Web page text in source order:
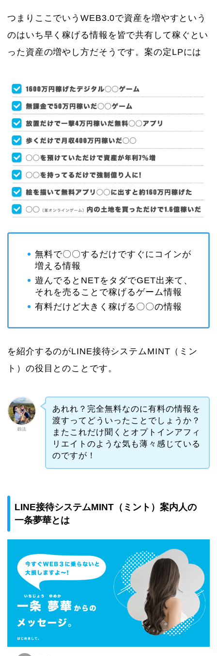
つまりここでいうWEB3.0で資産を増やすという
のはいち早く稼げる情報を皆で共有して稼ぐとい
った資産の増やし方だそうです。案の定LPには
無料で〇〇するだけですぐにコインが
増える情報
遊んでるとNETをタダでGET出来て、
それを売ることで稼げるゲーム情報
有料だけど大きく稼げる〇〇の情報
を紹介するのがLINE接待システムMINT（ミン
ト）の役目とのことです。
釼法
あれれ？完全無料なのに有料の情報を
渡すってどういったことでしょうか？
またこれだけ聞くとオプトインアフィ
リエイトのような気も薄々感じている
のですが！
LINE接待システムMINT（ミント）案内人の
一条夢華とは